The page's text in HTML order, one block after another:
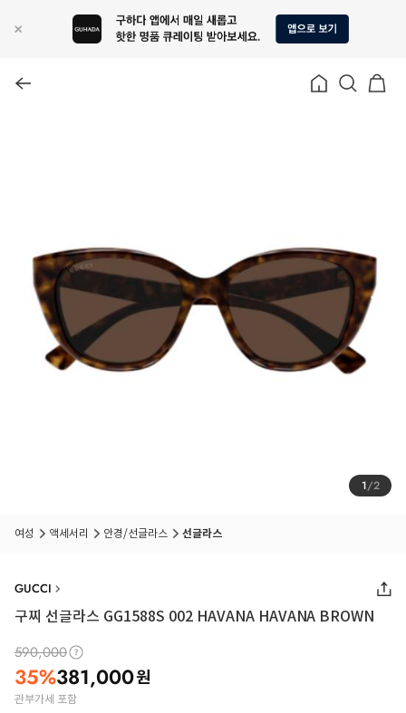
1/2
여성 액세서리 안경/선글라스 선글라스
GUCCI
구찌 선글라스 GG1588S 002 HAVANA HAVANA BROWN
590,000
35%381,000원
관부가세 포함